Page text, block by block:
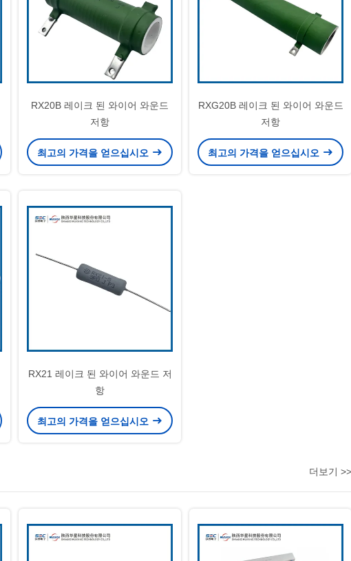
RX20B 레이크 된 와이어 와운드
저항
최고의 가격을 얻으십시오
RXG20B 레이크 된 와이어 와운드
저항
최고의 가격을 얻으십시오
RX21 레이크 된 와이어 와운드 저
항
최고의 가격을 얻으십시오
더보기 >>